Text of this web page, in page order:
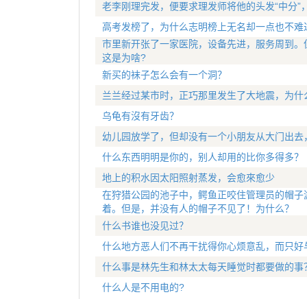
老李刚理完发，便要求理发师将他的头发“中分”
高考发榜了，为什么志明榜上无名却一点也不难
市里新开张了一家医院，设备先进，服务周到
这是为啥?
新买的袜子怎么会有一个洞？
兰兰经过某市时，正巧那里发生了大地震，为
乌龟有沒有牙齿？
幼儿园放学了，但却没有一个小朋友从大门出去
什么东西明明是你的，别人却用的比你多得多？
地上的积水因太阳照射蒸发，会愈來愈少
在狩猎公园的池子中，鳄鱼正咬住管理员的帽
着。但是，并没有人的帽子不见了！为什么？
什么书谁也没见过？
什么地方恶人们不再干扰得你心烦意乱，而只好
什么事是林先生和林太太每天睡觉时都要做的事
什么人是不用电的?